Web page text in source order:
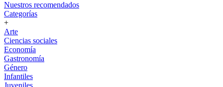
Nuestros recomendados
Categorías
+
Arte
Ciencias sociales
Economía
Gastronomía
Género
Infantiles
Juveniles